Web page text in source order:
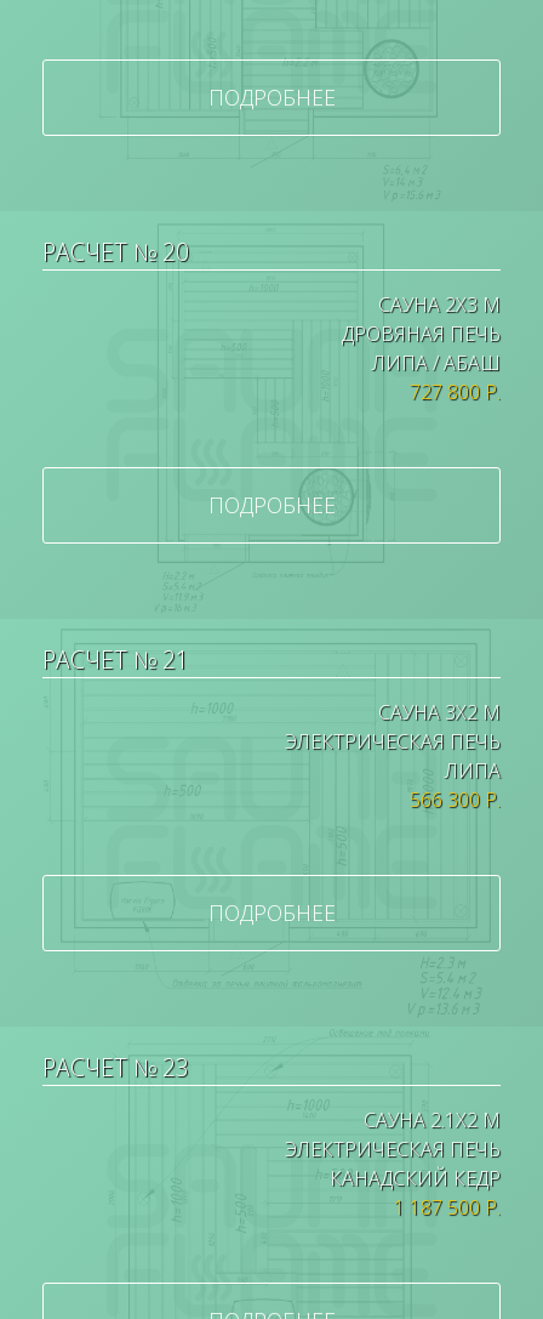
ПОДРОБНЕЕ
РАСЧЕТ № 20
САУНА 2Х3 М
ДРОВЯНАЯ ПЕЧЬ
ЛИПА / АБАШ
727 800 Р.
ПОДРОБНЕЕ
РАСЧЕТ № 21
САУНА 3Х2 М
ЭЛЕКТРИЧЕСКАЯ ПЕЧЬ
ЛИПА
566 300 Р.
ПОДРОБНЕЕ
РАСЧЕТ № 23
САУНА 2.1Х2 М
ЭЛЕКТРИЧЕСКАЯ ПЕЧЬ
КАНАДСКИЙ КЕДР
1 187 500 Р.